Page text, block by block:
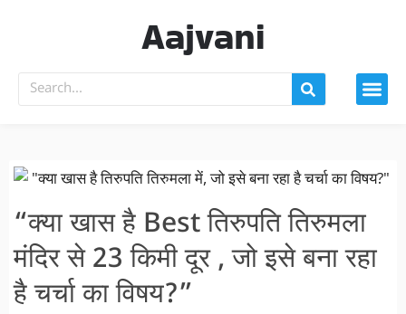
Aajvani
“क्या खास है Best तिरुपति तिरुमला
मंदिर से 23 किमी दूर , जो इसे बना रहा
है चर्चा का विषय?”